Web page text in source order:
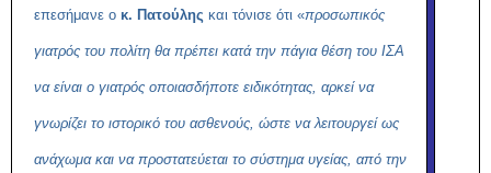
επεσήμανε ο κ. Πατούλης και τόνισε ότι «προσωπικός
γιατρός του πολίτη θα πρέπει κατά την πάγια θέση του ΙΣΑ
να είναι ο γιατρός οποιασδήποτε ειδικότητας, αρκεί να
γνωρίζει το ιστορικό του ασθενούς, ώστε να λειτουργεί ως
ανάχωμα και να προστατεύεται το σύστημα υγείας, από την